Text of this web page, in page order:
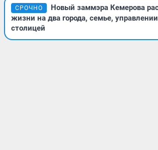
СРОЧНО
Новый заммэра Кемерова
жизни на два города, семье,
столицей